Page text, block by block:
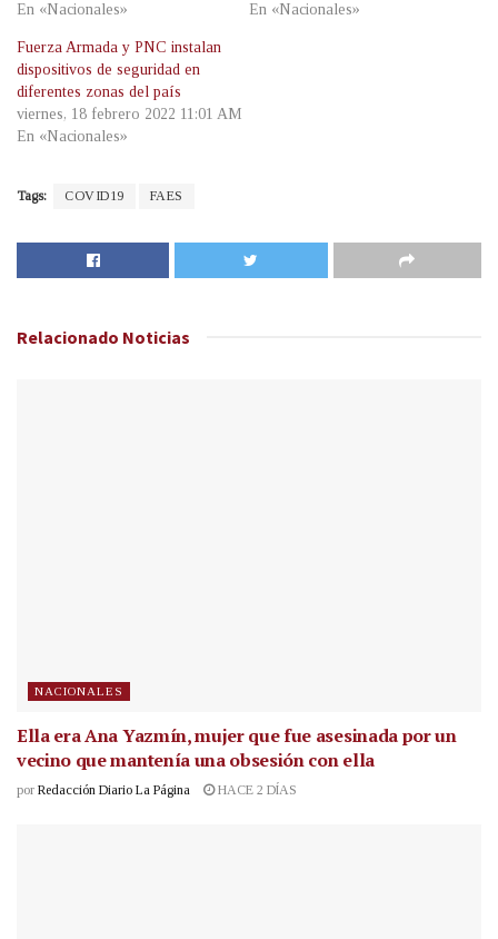
En «Nacionales» En «Nacionales»
Fuerza Armada y PNC instalan
dispositivos de seguridad en
diferentes zonas del país
viernes, 18 febrero 2022 11:01 AM
En «Nacionales»
Tags: COVID19 FAES
Relacionado Noticias
NACIONALES
Ella era Ana Yazmín, mujer que fue asesinada por un
vecino que mantenía una obsesión con ella
por Redacción Diario La Página HACE 2 DÍAS